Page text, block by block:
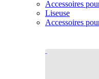
Accessoires
Liseuse
Accessoires